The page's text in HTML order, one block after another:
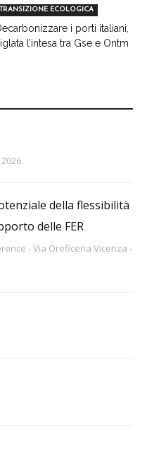
TRANSIZIONE ECOLOGICA
i porti italiani,
l’intesa tra Gse e Ontm
della flessibilità
delle FER
- Via Oreficeria Vicenza -